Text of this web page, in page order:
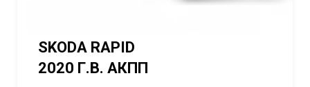
SKODA RAPID
2020 Г.В. АКПП